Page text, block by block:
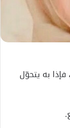
به يتحوّل